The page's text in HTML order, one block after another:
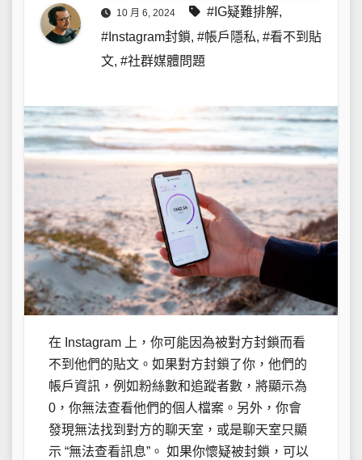
10 月 6, 2024 #IG疑難排解,
#Instagram封鎖, #帳戶隱私, #看不到貼
文, #社群媒體問題
在 Instagram 上，你可能因為被對方封鎖而看
不到他們的貼文。如果對方封鎖了你，他們的
帳戶資訊，例如粉絲數和追蹤者數，將顯示為
0，你無法查看他們的個人檔案。另外，你會
發現無法找到對方的聊天室，或是聊天室只顯
示 “無法查看訊息”。 如果你懷疑被封鎖，可以